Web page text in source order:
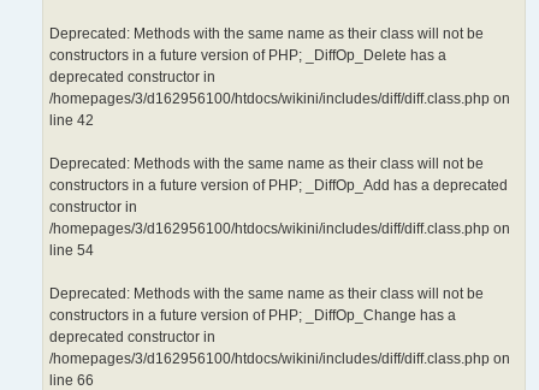
Deprecated: Methods with the same name as their class will not be
constructors in a future version of PHP; _DiffOp_Delete has a
deprecated constructor in
/homepages/3/d162956100/htdocs/wikini/includes/diff/diff.class.php on
line 42
Deprecated: Methods with the same name as their class will not be
constructors in a future version of PHP; _DiffOp_Add has a deprecated
constructor in
/homepages/3/d162956100/htdocs/wikini/includes/diff/diff.class.php on
line 54
Deprecated: Methods with the same name as their class will not be
constructors in a future version of PHP; _DiffOp_Change has a
deprecated constructor in
/homepages/3/d162956100/htdocs/wikini/includes/diff/diff.class.php on
line 66